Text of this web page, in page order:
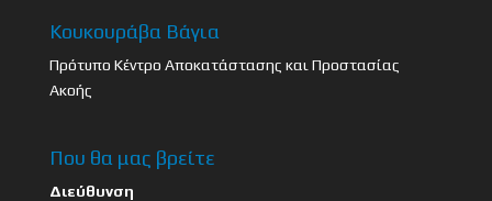
Κουκουράβα Βάγια
Πρότυπο Κέντρο Αποκατάστασης και Προστασίας
Ακοής
Που θα μας βρείτε
Διεύθυνση